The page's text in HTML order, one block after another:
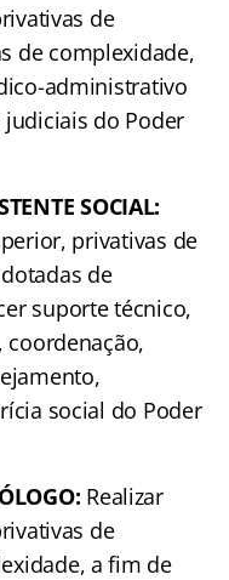
de
de complexidade,
administrativo
do Poder
SOCIAL:
privativas de
de
suporte técnico,
coordenação,
social do Poder
Realizar
de
a fim de